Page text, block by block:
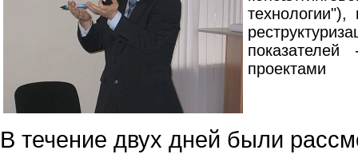
технологии"),
проектами
В течение двух дней были